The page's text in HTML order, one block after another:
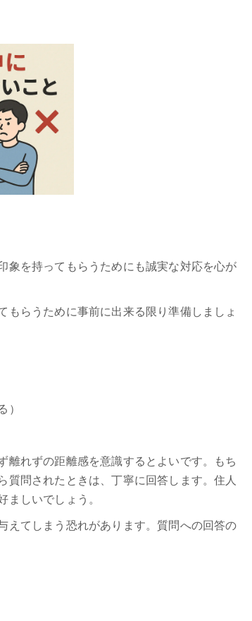
象を持ってもらうためにも誠実な対応を心が
もらうために事前に出来る限り準備しましょ
る）
離れずの距離感を意識するとよいです。もち
質問されたときは、丁寧に回答します。住人
ましいでしょう。
えてしまう恐れがあります。質問への回答の